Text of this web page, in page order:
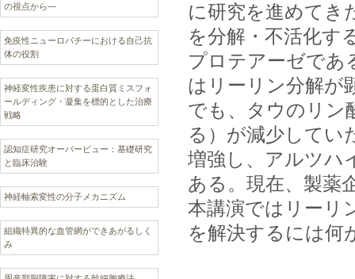
の視点から―
免疫性ニューロパチーにおける自己抗
体の役割
神経変性疾患に対する蛋白質ミスフォ
ールディング・凝集を標的とした治療
戦略
認知症研究オーバービュー：基礎研究
と臨床治験
神経軸索変性の分子メカニズム
組織特異的な血管網ができあがるしく
み
に研究を進めてき
を分解・不活化す
プロテアーゼであ
はリーリン分解が
でも、タウのリン
る）が減少してい
増強し、アルツハ
ある。現在、製薬
本講演ではリーリ
を解決するには何